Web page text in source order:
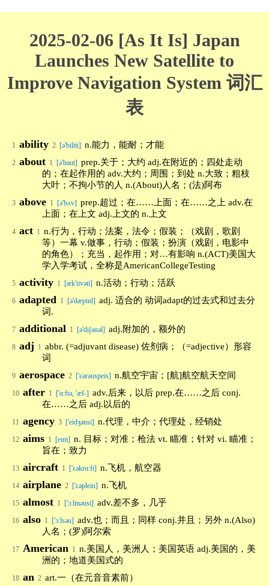
2025-02-06 [As It Is] Japan
Launches New Satellite to
Improve Navigation System 词汇
表
1 ability 2 [ə'biliti] n.能力，能耐；才能
2 about 1 [ə'baut] prep.关于；大约 adj.在附近的；四处走动
的；在起作用的 adv.大约；周围；到处 n.大致；粗枝
大叶；不拘小节的人 n.(About)人名；(法)阿布
3 above 1 [ə'bʌv] prep.超过；在……上面；在……之上 adv.在
上面；在上文 adj.上文的 n.上文
4 act 1 n.行为，行动；法案，法令；假装；（戏剧，歌剧
等）一幕 v.做事，行动；假装；扮演（戏剧，电影中
的角色）；充当，起作用；对…有影响 n.(ACT)美国大
学入学考试，全称是AmericanCollegeTesting
5 activity 1 [æk'tivəti] n.活动；行动；活跃
6 adapted 1 [ə'dæptɪd] adj. 适合的 动词adapt的过去式和过去分
词.
7 additional 1 [ə'diʃənəl] adj.附加的，额外的
8 adj 1 abbr. (=adjuvant disease) 佐剂病；（=adjective）形容
词
9 aerospace 2 ['εərəuspeis] n.航空宇宙；[航]航空航天空间
10 after 1 ['ɑ:ftə, 'æf-] adv.后来，以后 prep.在……之后 conj.
在……之后 adj.以后的
11 agency 3 ['eidʒənsi] n.代理，中介；代理处，经销处
12 aims 1 [eɪm] n. 目标；对准；枪法 vt. 瞄准；针对 vi. 瞄准；
旨在；致力
13 aircraft 1 ['εəkrɑ:ft] n.飞机，航空器
14 airplane 2 ['εəplein] n.飞机
15 almost 1 ['ɔ:lməust] adv.差不多，几乎
16 also 1 ['ɔ:lsəu] adv.也；而且；同样 conj.并且；另外 n.(Also)
人名；(罗)阿尔索
17 American 1 n.美国人，美洲人；美国英语 adj.美国的，美
洲的；地道美国式的
18 an 2 art.一（在元音音素前）